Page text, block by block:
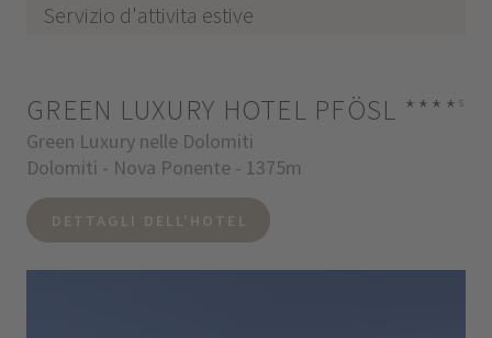
Servizio d'attivita estive
GREEN LUXURY HOTEL PFÖSL **** s
Green Luxury nelle Dolomiti
Dolomiti - Nova Ponente - 1375m
DETTAGLI DELL'HOTEL